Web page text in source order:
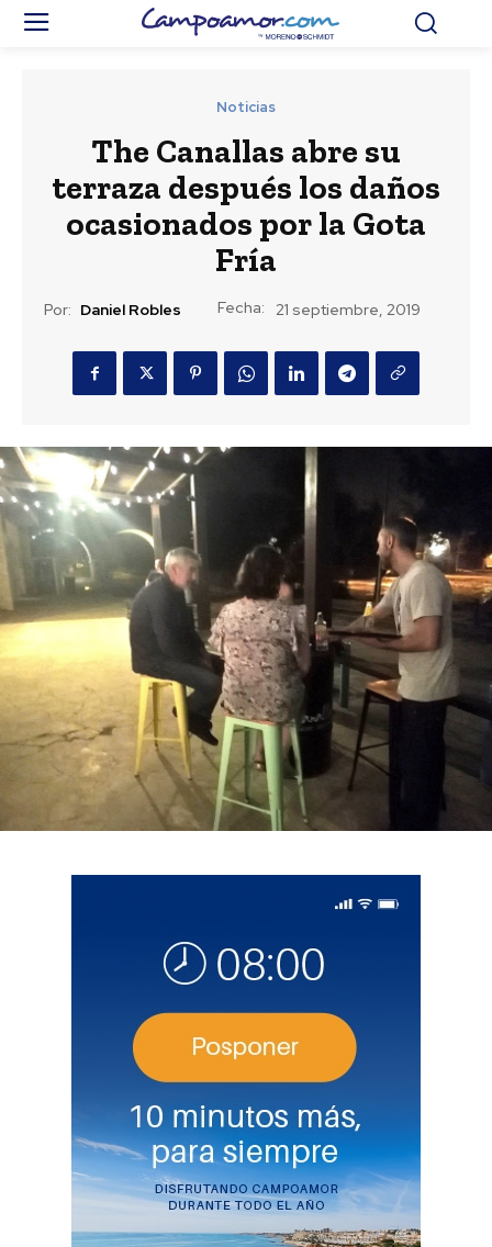
Noticias
The Canallas abre su
terraza después los daños
ocasionados por la Gota
Fría
Por: Daniel Robles Fecha: 21 septiembre, 2019